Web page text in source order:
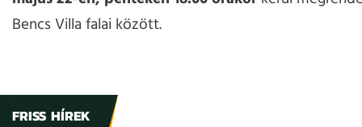
Bencs Villa falai között.
FRISS HÍREK